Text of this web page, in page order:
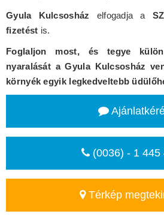
Gyula Kulcsosház elfogadja a
fizetést is.
Foglaljon most, és tegye
nyaralását a Gyula Kulcsosház
környék egyik legkedveltebb
(0036) - 1 445
Térkép